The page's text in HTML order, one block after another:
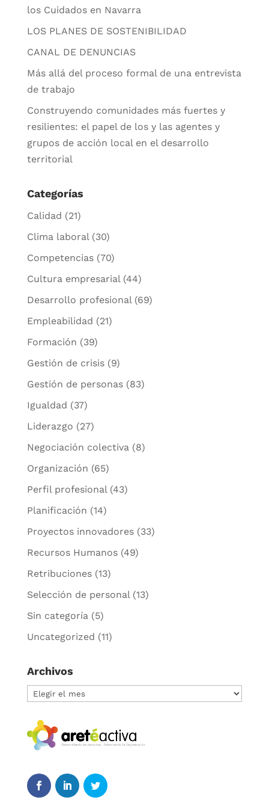
los Cuidados en Navarra
LOS PLANES DE SOSTENIBILIDAD
CANAL DE DENUNCIAS
Más allá del proceso formal de una entrevista
de trabajo
Construyendo comunidades más fuertes y
resilientes: el papel de los y las agentes y
grupos de acción local en el desarrollo
territorial
Categorías
Calidad (21)
Clima laboral(30)
Competencias(70)
Cultura empresarial(44)
Desarrollo profesional(69)
Empleabilidad (21)
Formación (39)
Gestión de crisis(9)
Gestión de personas(83)
Igualdad (37)
Liderazgo (27)
Negociación colectiva(8)
Organización (65)
Perfil profesional(43)
Planificación (14)
Proyectos innovadores(33)
Recursos Humanos(49)
Retribuciones(13)
Selección de personal(13)
Sin categoría(5)
Uncategorized (11)
Archivos
Archivos